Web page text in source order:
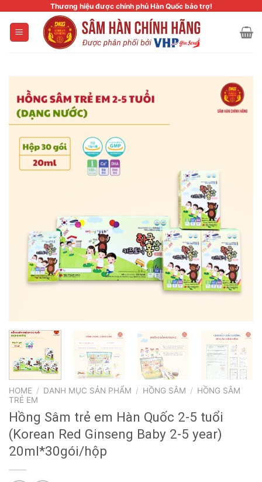
content
Thương hiệu được chính phủ Hàn Quốc bảo trợ!
HOME / DANH MỤC SẢN PHẨM / HỒNG SÂM / HỒNG SÂM
TRẺ EM
Hồng Sâm trẻ em Hàn Quốc 2-5 tuổi
(Korean Red Ginseng Baby 2-5 year)
20ml*30gói/hộp